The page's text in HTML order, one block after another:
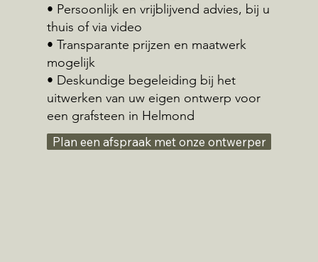
• Persoonlijk en vrijblijvend advies, bij u
thuis of via video
• Transparante prijzen en maatwerk
mogelijk
• Deskundige begeleiding bij het
uitwerken van uw eigen ontwerp voor
een grafsteen in Helmond
Plan een afspraak met onze ontwerper